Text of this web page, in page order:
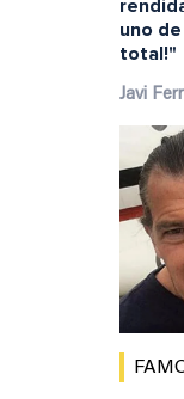
uno
total!"
Javi